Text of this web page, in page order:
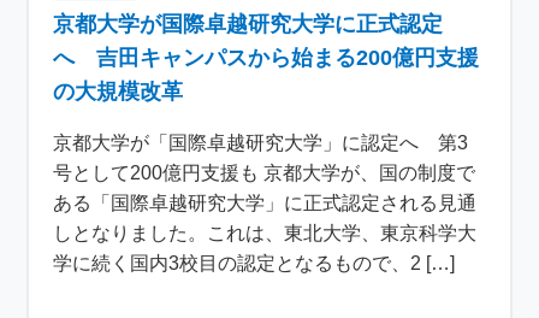
京都大学が国際卓越研究大学に正式認定
へ 吉田キャンパスから始まる200億円支援
の大規模改革
京都大学が「国際卓越研究大学」に認定へ 第3
号として200億円支援も 京都大学が、国の制度で
ある「国際卓越研究大学」に正式認定される見通
しとなりました。これは、東北大学、東京科学大
学に続く国内3校目の認定となるもので、2 […]